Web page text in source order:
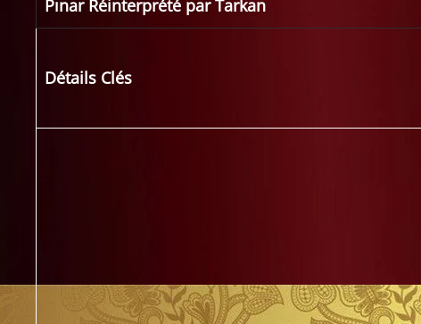
Pınar Réinterprété par Tarkan
Détails Clés